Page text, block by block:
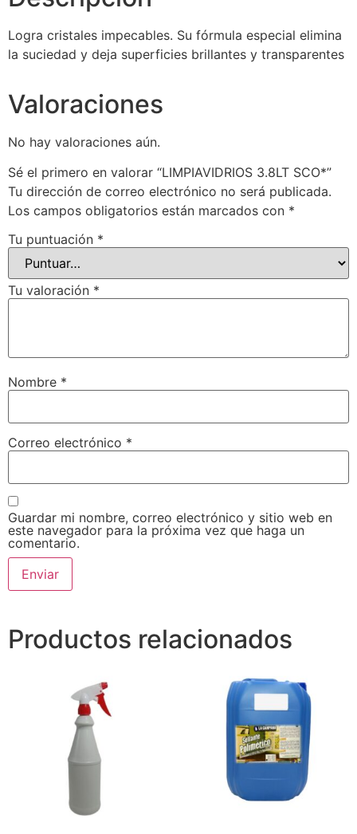
Logra cristales impecables. Su fórmula especial elimina
la suciedad y deja superficies brillantes y transparentes
Valoraciones
No hay valoraciones aún.
Sé el primero en valorar “LIMPIAVIDRIOS 3.8LT SCO*”
Tu dirección de correo electrónico no será publicada.
Los campos obligatorios están marcados con *
Tu puntuación *
Tu valoración *
Nombre *
Correo electrónico *
Guardar mi nombre, correo electrónico y sitio web en
este navegador para la próxima vez que haga un
comentario.
Productos relacionados